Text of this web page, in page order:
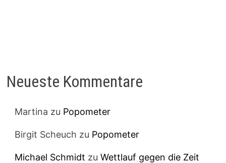
Neueste Kommentare
Martina zu Popometer
Birgit Scheuch zu Popometer
Michael Schmidt zuWettlauf gegen die Zeit